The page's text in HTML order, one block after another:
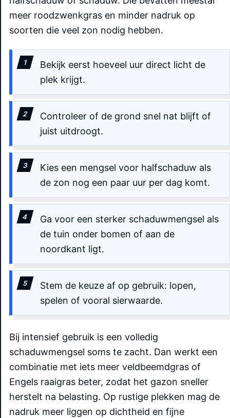
meer roodzwenkgras en minder nadruk op
soorten die veel zon nodig hebben.
Bekijk eerst hoeveel uur direct licht de
plek krijgt.
Controleer of de grond snel nat blijft of
juist uitdroogt.
Kies een mengsel voor halfschaduw als
de zon nog een paar uur per dag komt.
Ga voor een sterker schaduwmengsel als
de tuin onder bomen of aan de
noordkant ligt.
Stem de keuze af op gebruik: lopen,
spelen of vooral sierwaarde.
Bij intensief gebruik is een volledig
schaduwmengsel soms te zacht. Dan werkt een
combinatie met iets meer veldbeemdgras of
Engels raaigras beter, zodat het gazon sneller
herstelt na belasting. Op rustige plekken mag de
nadruk meer liggen op dichtheid en fijne